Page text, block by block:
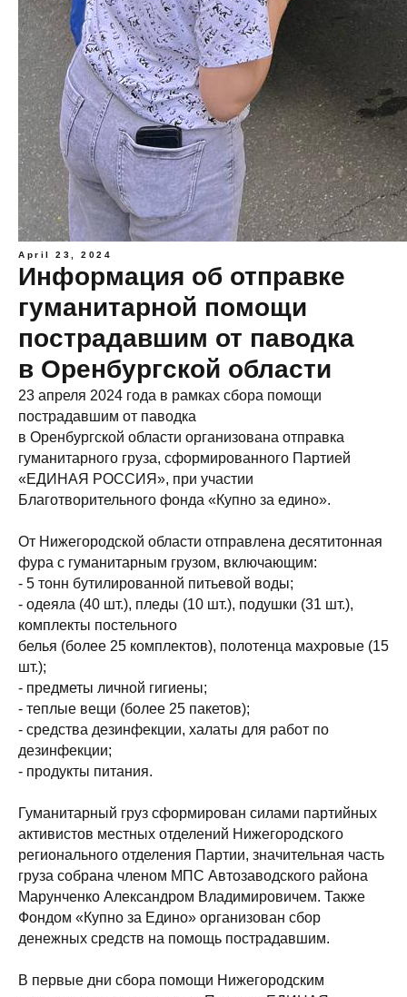
April 23, 2024
Информация об отправке
гуманитарной помощи
пострадавшим от паводка
в Оренбургской области
23 апреля 2024 года в рамках сбора помощи
пострадавшим от паводка
в Оренбургской области организована отправка
гуманитарного груза, сформированного Партией
«ЕДИНАЯ РОССИЯ», при участии
Благотворительного фонда «Купно за едино».
От Нижегородской области отправлена десятитонная
фура с гуманитарным грузом, включающим:
- 5 тонн бутилированной питьевой воды;
- ⁠одеяла (40 шт.), пледы (10 шт.), подушки (31 шт.),
комплекты постельного
белья (более 25 комплектов), полотенца махровые (15
шт.);
- предметы личной гигиены;
- теплые вещи (более 25 пакетов);
- средства дезинфекции, халаты для работ по
дезинфекции;
- продукты питания.
Гуманитарный груз сформирован силами партийных
активистов местных отделений Нижегородского
регионального отделения Партии, значительная часть
груза собрана членом МПС Автозаводского района
Марунченко Александром Владимировичем. Также
Фондом «Купно за Едино» организован сбор
денежных средств на помощь пострадавшим.
В первые дни сбора помощи Нижегородским